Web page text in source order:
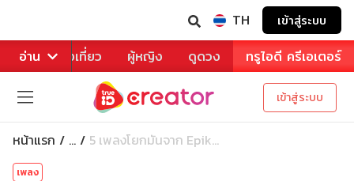
TH เข้าสู่ระบบ
อ่าน
หาร ท่องเที่ยว ผู้หญิง ดูดวง ทรูไอดี ครีเอเตอร์
เข้าสู่ระบบ
หน้าแรก ... 5 เพลงโยกมันจาก Epik...
เพลง